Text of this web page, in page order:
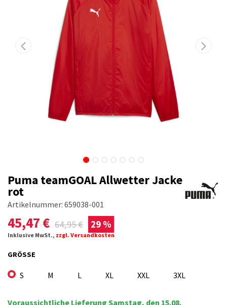
Puma teamGOAL Allwetter Jacke
rot
Artikelnummer: 659038-001
45,47 € 64,95€ 29 %
Inklusive MwSt., zzgl. Versandkosten
GRÖSSE
S M L XL XXL 3XL
Voraussichtliche Lieferung Samstag, den 15.08.